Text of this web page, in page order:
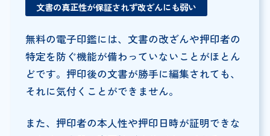
文書の真正性が保証されず改ざんにも弱い
無料の電子印鑑には、文書の改ざんや押印者の
特定を防ぐ機能が備わっていないことがほとん
どです。押印後の文書が勝手に編集されても、
それに気付くことができません。
また、押印者の本人性や押印日時が証明できな